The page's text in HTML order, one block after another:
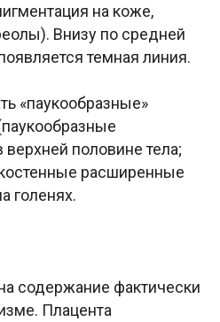
на коже,
Внизу по средней
темная линия.
«паукообразные»
половине тела;
расширенные
голенях.
содержание фактически
Плацента